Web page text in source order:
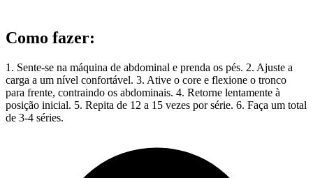
Como fazer:
1. Sente-se na máquina de abdominal e prenda os pés. 2. Ajuste a
carga a um nível confortável. 3. Ative o core e flexione o tronco
para frente, contraindo os abdominais. 4. Retorne lentamente à
posição inicial. 5. Repita de 12 a 15 vezes por série. 6. Faça um total
de 3-4 séries.